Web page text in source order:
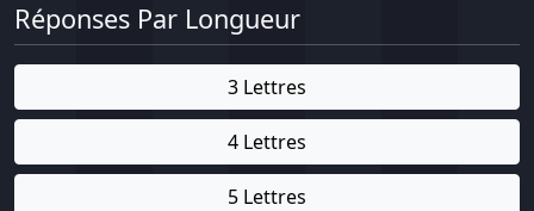
Réponses Par Longueur
3 Lettres
4 Lettres
5 Lettres